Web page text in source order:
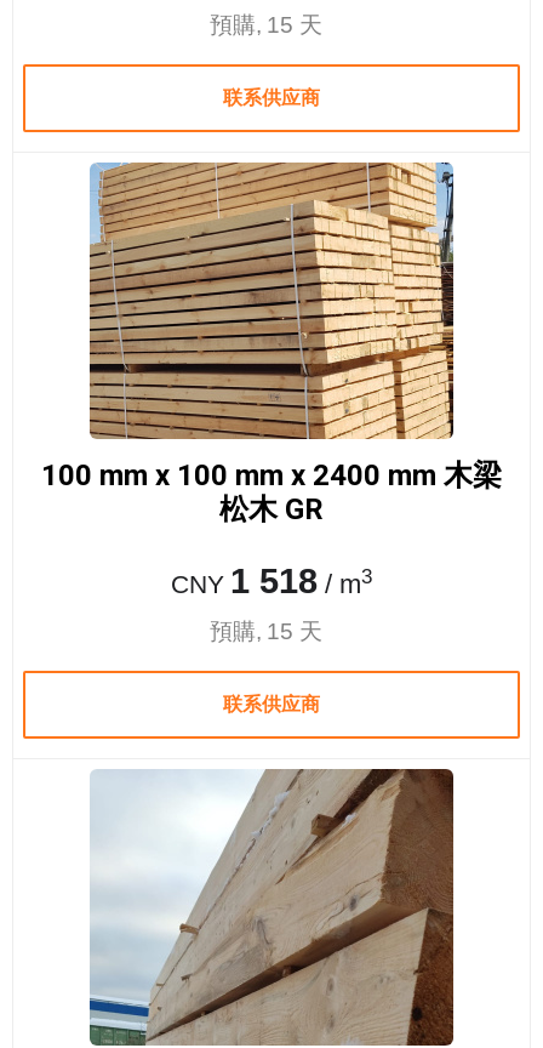
預購, 15 天
联系供应商
100 mm x 100 mm x 2400 mm 木梁
松木 GR
CNY 1 518 / m3
預購, 15 天
联系供应商